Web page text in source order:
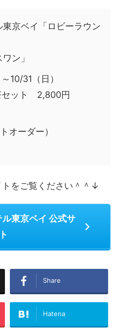
京ベイ「ロビーラウン
ン」
10/31（日）
セット 2,800円
オーダー）
をご覧ください＾＾↓
東京ベイ 公式サ
Share
Hatena